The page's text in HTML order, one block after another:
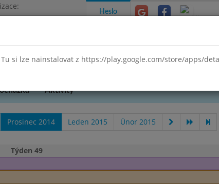
Heslo
Aktivity
Prosinec 2014 Leden 2015 Únor 2015
Týden 49
si lze nainstalovat z https://play.google.com/store/apps/